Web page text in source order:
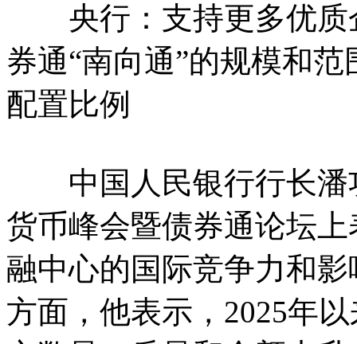
央行：支持更多优质
券通“南向通”的规模和
配置比例
中国人民银行行长潘
货币峰会暨债券通论坛
融中心的国际竞争力和
方面，他表示，2025年